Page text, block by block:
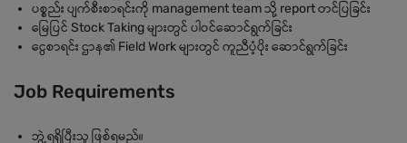
ပစ္စည်း ပျက်စီးစာရင်းကို management team သို့ report တင်ပြခြင်း
မြေပြင် Stock Taking များတွင် ပါဝင်ဆောင်ရွက်ခြင်း
ငွေစာရင်း ဌာန၏ Field Work များတွင် ကူညီပံ့ပိုး ဆောင်ရွက်ခြင်း
Job Requirements
ဘွဲ့ရရှိပြီးသူ ဖြစ်ရမည်။